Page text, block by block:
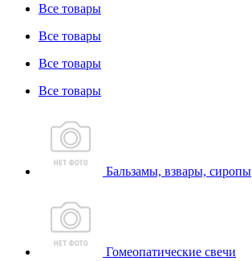
Все товары
Все товары
Все товары
Все товары
Бальзамы, взвары, сиропы
Гомеопатические свечи